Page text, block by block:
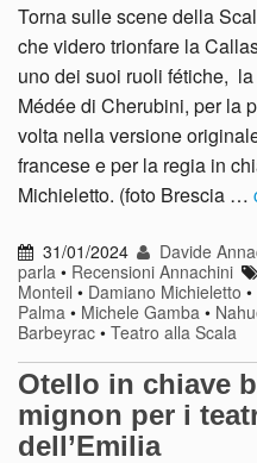
Torna sulle scene della
che videro trionfare la
uno dei suoi ruoli fétiche, la
Médée di Cherubini, per la
volta nella versione
francese e per la regia in
Michieletto. (foto Brescia …
31/01/2024 Davide
parla • Recensioni Annachini
Monteil • Damiano Michieletto •
Palma • Michele Gamba •
Barbeyrac • Teatro alla Scala
Otello in chiave
mignon per i
dell’Emilia